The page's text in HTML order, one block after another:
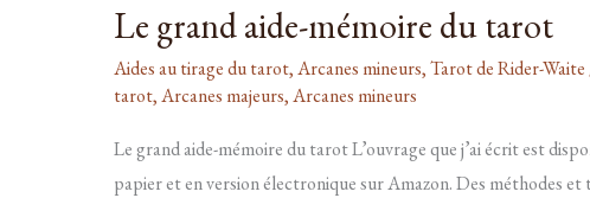
Le grand aide-mémoire du tarot
Aides au tirage du tarot,Arcanes mineurs,Tarot de Rider-Waite
tarot,Arcanes majeurs,Arcanes mineurs
Le grand aide-mémoire du tarot L’ouvrage que j’ai écrit est
papier et en version électronique sur Amazon. Des méthodes et